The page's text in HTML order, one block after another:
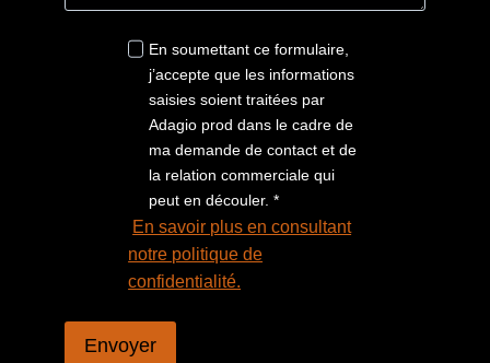
En soumettant ce formulaire,
j’accepte que les informations
saisies soient traitées par
Adagio prod dans le cadre de
ma demande de contact et de
la relation commerciale qui
peut en découler. *
En savoir plus en consultant
notre politique de
confidentialité.
Envoyer